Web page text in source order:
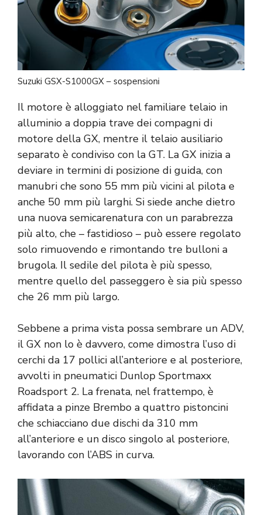
Suzuki GSX-S1000GX – sospensioni
Il motore è alloggiato nel familiare telaio in
alluminio a doppia trave dei compagni di
motore della GX, mentre il telaio ausiliario
separato è condiviso con la GT. La GX inizia a
deviare in termini di posizione di guida, con
manubri che sono 55 mm più vicini al pilota e
anche 50 mm più larghi. Si siede anche dietro
una nuova semicarenatura con un parabrezza
più alto, che – fastidioso – può essere regolato
solo rimuovendo e rimontando tre bulloni a
brugola. Il sedile del pilota è più spesso,
mentre quello del passeggero è sia più spesso
che 26 mm più largo.
Sebbene a prima vista possa sembrare un ADV,
il GX non lo è davvero, come dimostra l’uso di
cerchi da 17 pollici all’anteriore e al posteriore,
avvolti in pneumatici Dunlop Sportmaxx
Roadsport 2. La frenata, nel frattempo, è
affidata a pinze Brembo a quattro pistoncini
che schiacciano due dischi da 310 mm
all’anteriore e un disco singolo al posteriore,
lavorando con l’ABS in curva.